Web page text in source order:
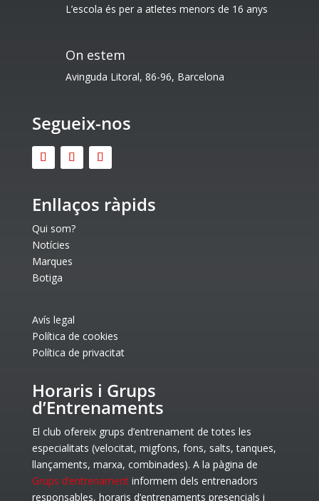
L’escola és per a atletes menors de 16 anys
On estem
Avinguda Litoral, 86-96, Barcelona
Segueix-nos
Enllaços ràpids
Qui som?
Notícies
Marques
Botiga
Avís legal
Política de cookies
Política de privacitat
Horaris i Grups
d’Entrenaments
El club ofereix grups d’entrenament de totes les
especialitats (velocitat, migfons, fons, salts, tanques,
llançaments, marxa, combinades). A la pàgina de
Grups d’entrenamentinformem dels entrenadors
responsables, horaris d’entrenaments presencials i